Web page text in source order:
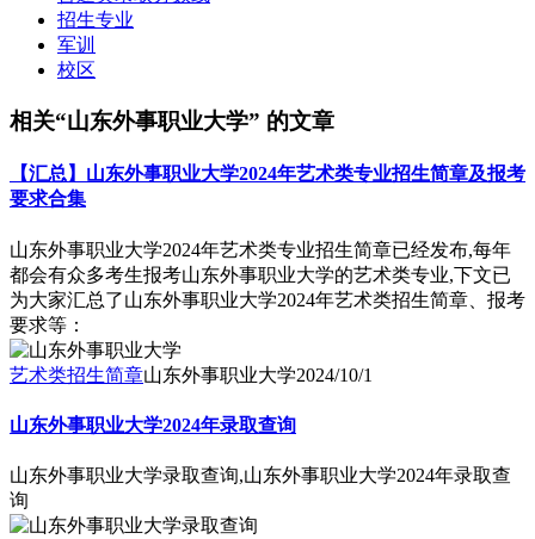
招生专业
军训
校区
相关“山东外事职业大学” 的文章
【汇总】山东外事职业大学2024年艺术类专业招生简章及报考
要求合集
山东外事职业大学2024年艺术类专业招生简章已经发布,每年
都会有众多考生报考山东外事职业大学的艺术类专业,下文已
为大家汇总了山东外事职业大学2024年艺术类招生简章、报考
要求等：
艺术类招生简章山东外事职业大学2024/10/1
山东外事职业大学2024年录取查询
山东外事职业大学录取查询,山东外事职业大学2024年录取查
询